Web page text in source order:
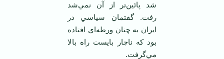
شد پائين‌تر از آن نمي‌شد
رفت. گفتمان سياسي در
ايران به چنان ورطه‌اي افتاده
بود که ناچار بايست راه بالا
مي‌گرفت.